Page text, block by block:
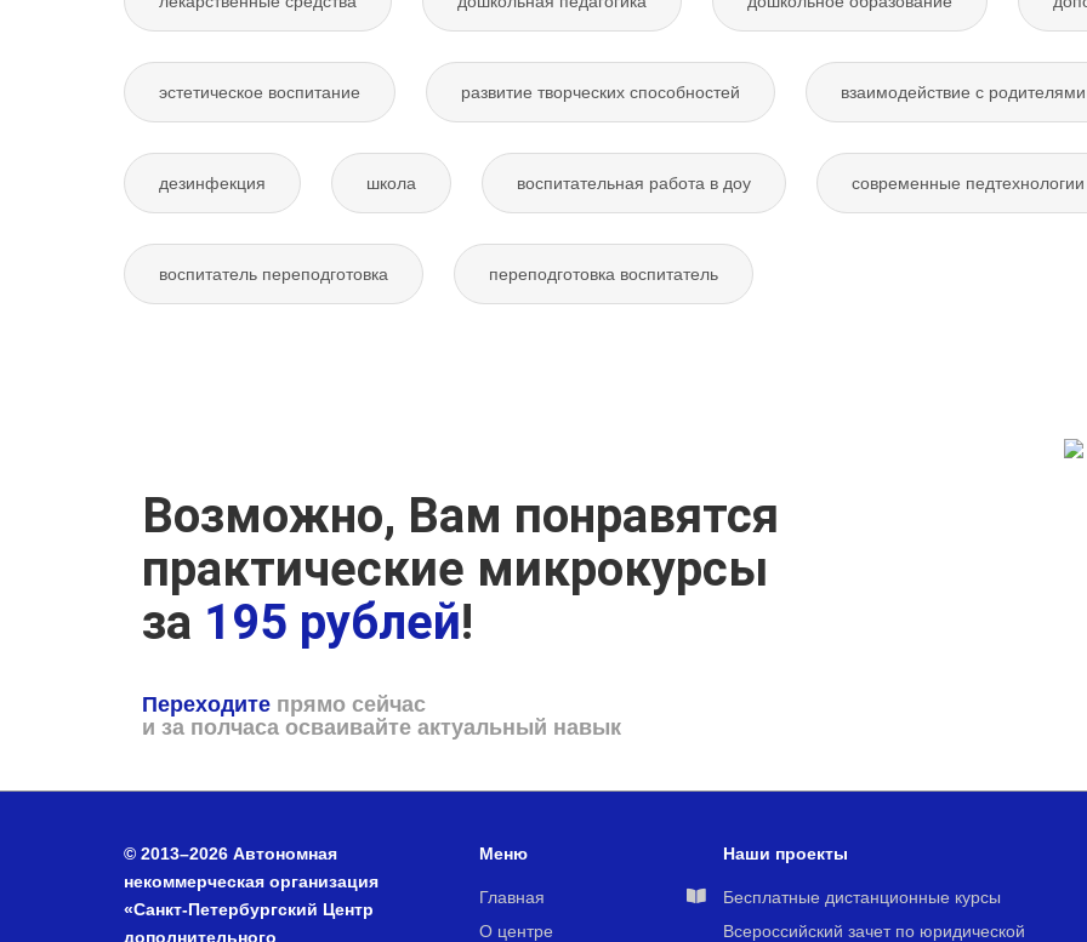
эстетическое воспитание развитие творческих способностей взаимодействие с родителями
дезинфекция школа воспитательная работа в доу современные
воспитатель переподготовка переподготовка воспитатель
Возможно, Вам понравятся
практические микрокурсы
за 195 рублей!
Переходите прямо сейчас
и за полчаса осваивайте актуальный навык
© 2013–2026 Автономная
некоммерческая организация
«Санкт-Петербургский Центр
дополнительного
Меню
Главная
О центре
Наши проекты
Бесплатные дистанционные курсы
Всероссийский зачет по юридической